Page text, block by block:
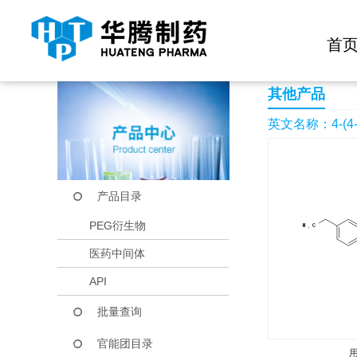
首
当前位置： 首页 产品中心 4-(4-Ethylanilino)-
产品目录
PEG衍生物
医药中间体
API
批量查询
官能团目录
其他产品
英文名称：4-